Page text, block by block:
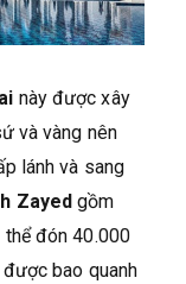
này được xây
và vàng nên
lánh và sang
Zayed gồm
đón 40.000
bao quanh